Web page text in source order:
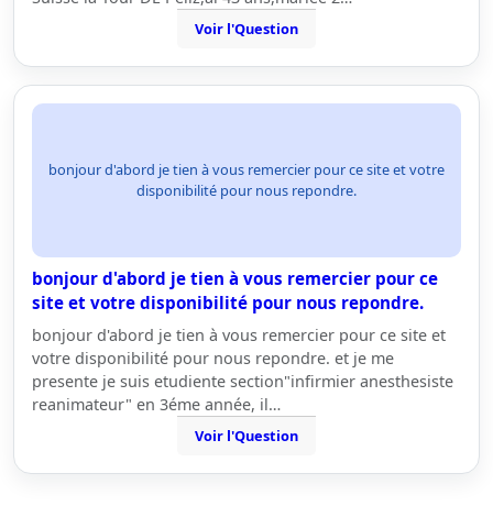
Voir l'Question
bonjour d'abord je tien à vous remercier pour ce site et votre
disponibilité pour nous repondre.
bonjour d'abord je tien à vous remercier pour ce
site et votre disponibilité pour nous repondre.
bonjour d'abord je tien à vous remercier pour ce site et
votre disponibilité pour nous repondre. et je me
presente je suis etudiente section"infirmier anesthesiste
reanimateur" en 3éme année, il…
Voir l'Question